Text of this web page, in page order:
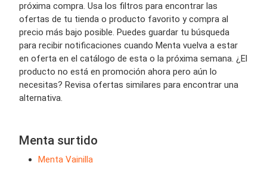
próxima compra. Usa los filtros para encontrar las
ofertas de tu tienda o producto favorito y compra al
precio más bajo posible. Puedes guardar tu búsqueda
para recibir notificaciones cuando Menta vuelva a estar
en oferta en el catálogo de esta o la próxima semana. ¿El
producto no está en promoción ahora pero aún lo
necesitas? Revisa ofertas similares para encontrar una
alternativa.
Menta surtido
Menta Vainilla